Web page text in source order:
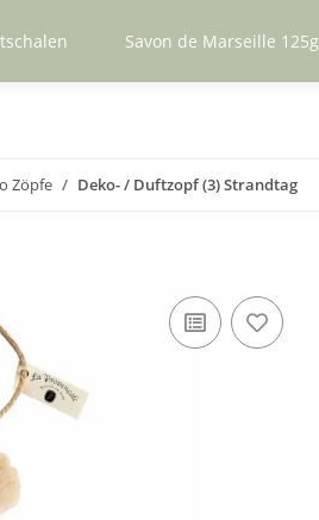
Savon de Marseille 125g
Zöpfe Deko- / Duftzopf (3) Strandtag